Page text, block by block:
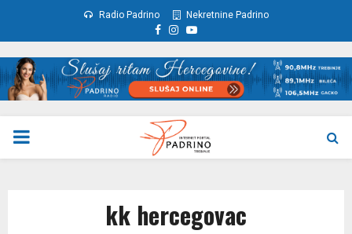
Radio Padrino Nekretnine Padrino
Facebook
Instagram
Youtube
PRIMARY
kk hercegovac